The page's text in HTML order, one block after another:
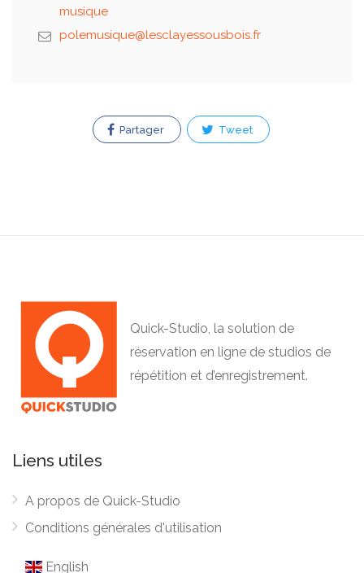
musique
Partager Tweet
Quick-Studio, la solution de
réservation en ligne de studios de
répétition et d’enregistrement.
Liens utiles
A propos de Quick-Studio
Conditions générales d'utilisation
English